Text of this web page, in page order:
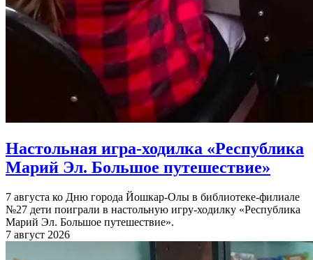
Настольная игра-ходилка «Республика
Марий Эл. Большое путешествие»
7 августа ко Дню города Йошкар-Олы в библиотеке-филиале
№27 дети поиграли в настольную игру-ходилку «Республика
Марий Эл. Большое путешествие».
7 август 2026